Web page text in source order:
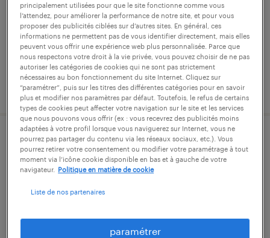
brumath, bas-rhin
cdi
30 000 € - 45 000 € par année
publié le 2 octobre 2025
chef de projet en automatisme
bilingue allemand (f/h)
brumath, bas-rhin
45 000 € - 65 000 € par année
principalement utilisées pour que le site fonctionne comme vous
l’attendez, pour améliorer la performance de notre site, et pour vous
proposer des publicités ciblées sur d’autres sites. En général, ces
informations ne permettent pas de vous identifier directement, mais elles
peuvent vous offrir une expérience web plus personnalisée. Parce que
nous respectons votre droit à la vie privée, vous pouvez choisir de ne pas
autoriser les catégories de cookies qui ne sont pas strictement
nécessaires au bon fonctionnement du site Internet. Cliquez sur
“paramétrer”, puis sur les titres des différentes catégories pour en savoir
plus et modifier nos paramètres par défaut. Toutefois, le refus de certains
types de cookies peut affecter votre navigation sur le site et les services
que nous pouvons vous offrir (ex : vous recevrez des publicités moins
adaptées à votre profil lorsque vous naviguerez sur Internet, vous ne
pourrez pas partager du contenu via les réseaux sociaux, etc.). Vous
pourrez retirer votre consentement ou modifier votre paramétrage à tout
moment via l’icône cookie disponible en bas et à gauche de votre
navigateur.
Politique en matière de cookie
Liste de nos partenaires
paramétrer